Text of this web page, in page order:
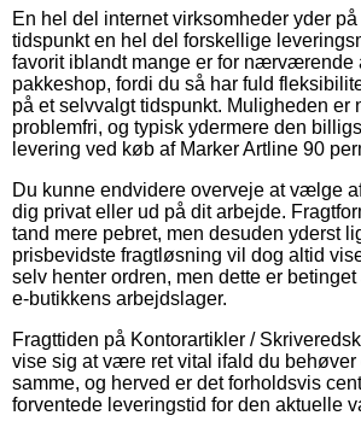
En hel del internet virksomheder yder
tidspunkt en hel del forskellige
favorit iblandt mange er for nærværende
pakkeshop, fordi du så har fuld
på et selvvalgt tidspunkt. Muligheden er
problemfri, og typisk ydermere den
levering ved køb af Marker Artline 90
Du kunne endvidere overveje at vælge
dig privat eller ud på dit arbejde.
tand mere pebret, men desuden yderst
prisbevidste fragtløsning vil dog altid
selv henter ordren, men dette er
e-butikkens arbejdslager.
Fragttiden på Kontorartikler /
vise sig at være ret vital ifald du behøver
samme, og herved er det forholdsvis
forventede leveringstid for den aktuelle